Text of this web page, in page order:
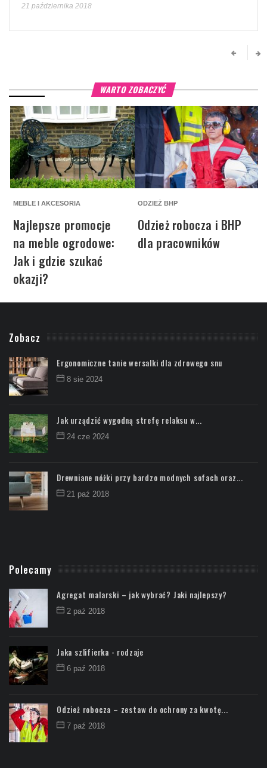
21 października 2018
WARTO ZOBACZYĆ
MEBLE I AKCESORIA
Najlepsze promocje
na meble ogrodowe:
Jak i gdzie szukać
okazji?
ODZIEŻ BHP
Odzież robocza i BHP
dla pracowników
Zobacz
Ergonomiczne tanie wersalki dla zdrowego snu
8 sie 2024
Jak urządzić wygodną strefę relaksu w...
24 cze 2024
Drewniane nóżki przy bardzo modnych sofach oraz...
21 paź 2018
Polecamy
Agregat malarski – jak wybrać? Jaki najlepszy?
2 paź 2018
Jaka szlifierka - rodzaje
6 paź 2018
Odzież robocza – zestaw do ochrony za kwotę...
7 paź 2018